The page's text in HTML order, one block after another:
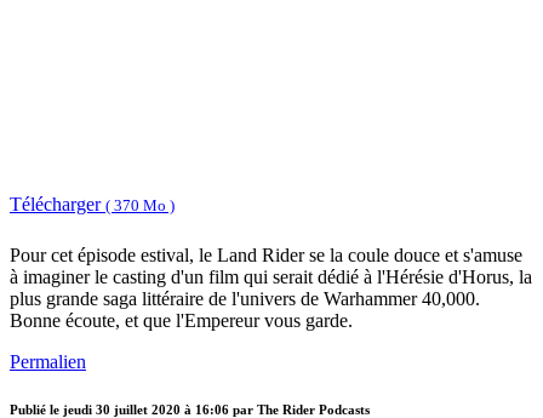
Télécharger ( 370 Mo )
Pour cet épisode estival, le Land Rider se la coule douce et s'amuse
à imaginer le casting d'un film qui serait dédié à l'Hérésie d'Horus, la
plus grande saga littéraire de l'univers de Warhammer 40,000.
Bonne écoute, et que l'Empereur vous garde.
Permalien
Publié le jeudi 30 juillet 2020 à 16:06 par The Rider Podcasts